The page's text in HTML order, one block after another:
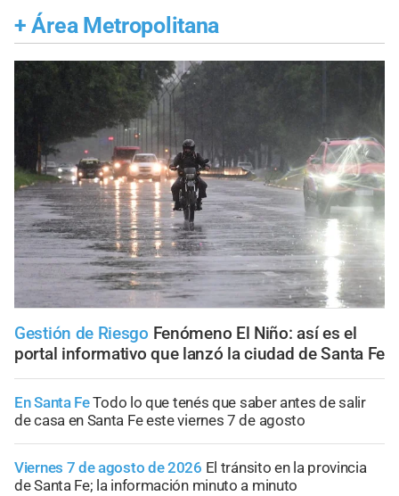
+ Área Metropolitana
Gestión de Riesgo Fenómeno El Niño: así es el
portal informativo que lanzó la ciudad de Santa Fe
En Santa FeTodo lo que tenés que saber antes de salir
de casa en Santa Fe este viernes 7 de agosto
Viernes 7 de agosto de 2026 El tránsito en la provincia
de Santa Fe; la información minuto a minuto